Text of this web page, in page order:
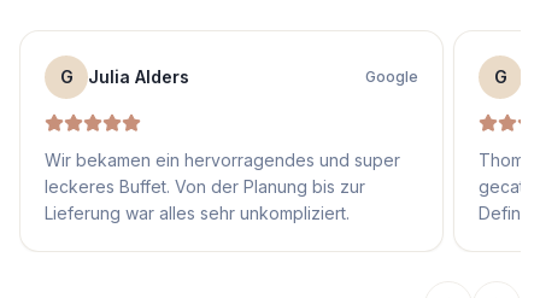
G Julia Alders Google
Wir bekamen ein hervorragendes und super
leckeres Buffet. Von der Planung bis zur
Lieferung war alles sehr unkompliziert.
G